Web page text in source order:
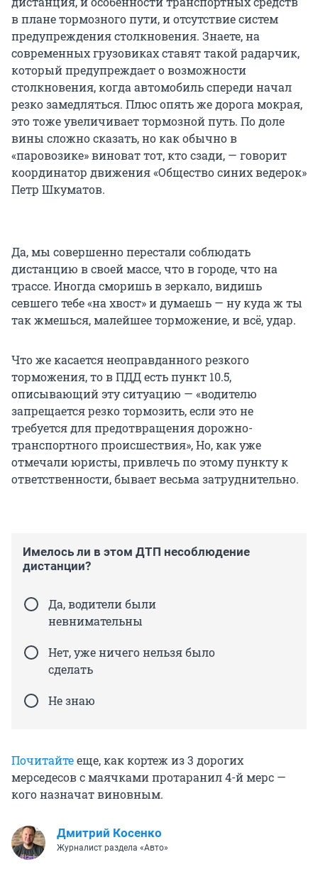
в плане тормозного пути, и отсутствие систем
предупреждения столкновения. Знаете, на
современных грузовиках ставят такой радарчик,
который предупреждает о возможности
столкновения, когда автомобиль спереди начал
резко замедляться. Плюс опять же дорога мокрая,
это тоже увеличивает тормозной путь. По доле
вины сложно сказать, но как обычно в
«паровозике» виноват тот, кто сзади, — говорит
координатор движения «Общество синих ведерок»
Петр Шкуматов.
Да, мы совершенно перестали соблюдать
дистанцию в своей массе, что в городе, что на
трассе. Иногда сморишь в зеркало, видишь
севшего тебе «на хвост» и думаешь — ну куда ж ты
так жмешься, малейшее торможение, и всё, удар.
Что же касается неоправданного резкого
торможения, то в ПДД есть пункт 10.5,
описывающий эту ситуацию — «водителю
запрещается резко тормозить, если это не
требуется для предотвращения дорожно-
транспортного происшествия», Но, как уже
отмечали юристы, привлечь по этому пункту к
ответственности, бывает весьма затруднительно.
Имелось ли в этом ДТП несоблюдение
дистанции?
Да, водители были
невнимательны
Нет, уже ничего нельзя было
сделать
Не знаю
Почитайтееще, как кортеж из 3 дорогих
мерседесов с маячками протаранил 4-й мерс —
кого назначат виновным.
Дмитрий Косенко
Журналист раздела «Авто»